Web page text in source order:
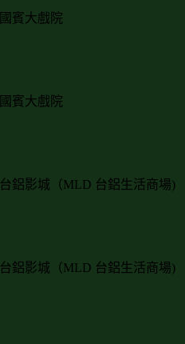
國賓大戲院
國賓大戲院
台鋁影城（MLD 台鋁生活商場)
台鋁影城（MLD 台鋁生活商場)